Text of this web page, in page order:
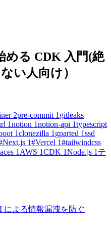
める CDK 入門(絶
い人向け）
2pre-commit 1 gitleaks
1notion 1notion-api 1typescript
1clonezilla 1 gparted 1ssd
1#Vercel 1#tailwindcss
1 AWS 1CDK 1Node.js 1 テ
による情報漏洩を防ぐ